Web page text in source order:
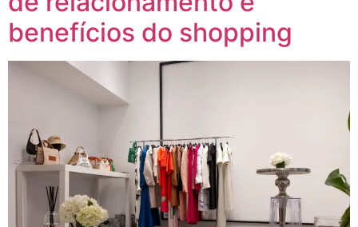
benefícios do shopping